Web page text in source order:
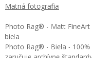
Matná fotografia
Photo Rag® - Matt FineArt
biela
Photo Rag® - Biela -